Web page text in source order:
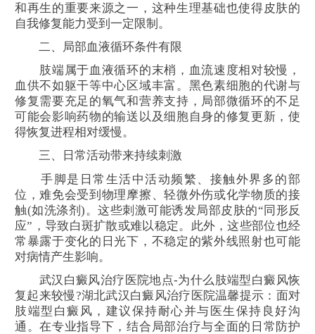
和再生的重要来源之一，这种生理基础也使得皮肤的
自我修复能力受到一定限制。
二、局部血液循环条件有限
肢端属于血液循环的末梢，血流速度相对较慢，
血供不如躯干等中心区域丰富。黑色素细胞的代谢与
修复需要充足的氧气和营养支持，局部微循环的不足
可能会影响药物的输送以及细胞自身的修复更新，使
得恢复进程相对缓慢。
三、日常活动带来持续刺激
手脚是日常生活中活动频繁、接触外界多的部
位，难免会受到物理摩擦、轻微外伤或化学物质的接
触(如洗涤剂)。这些刺激可能诱发局部皮肤的“同形反
应”，导致白斑扩散或难以稳定。此外，这些部位也经
常暴露于变化的日光下，不稳定的紫外线照射也可能
对病情产生影响。
武汉白癜风治疗医院地点-为什么肢端型白癜风恢
复起来较慢?湖北武汉白癜风治疗医院温馨提示：面对
肢端型白癜风，建议保持耐心并与医生保持良好沟
通。在专业指导下，结合局部治疗与全面的日常防护